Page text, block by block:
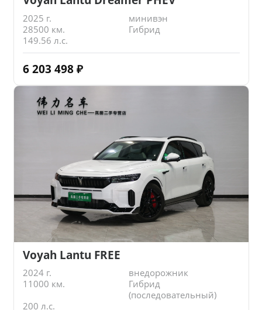
2025 г.
минивэн
28500 км.
Гибрид
149.56 л.с.
6 203 498 ₽
Voyah Lantu FREE
2024 г.
внедорожник
11000 км.
Гибрид
(последовательный)
200 л.с.